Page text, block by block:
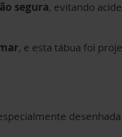
segura, evitando
, e esta tábua foi